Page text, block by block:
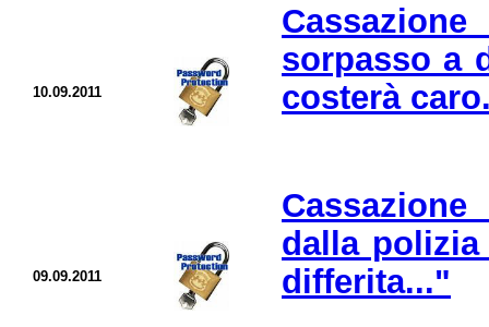
10.09.2011
sorpasso a
costerà
09.09.2011
dalla
differita..."